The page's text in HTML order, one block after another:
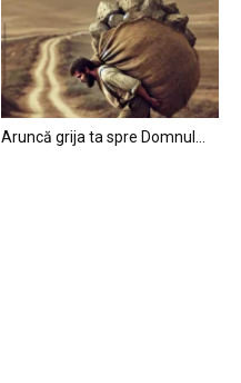
Aruncă grija ta spre Domnul…